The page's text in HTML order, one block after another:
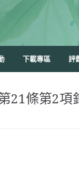
下載專區 評
21條第2